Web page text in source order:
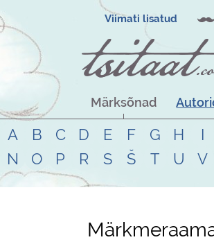
Viimati lisatud
Märksõnad
A B C D E F G H I
N
O P R S Š T U V